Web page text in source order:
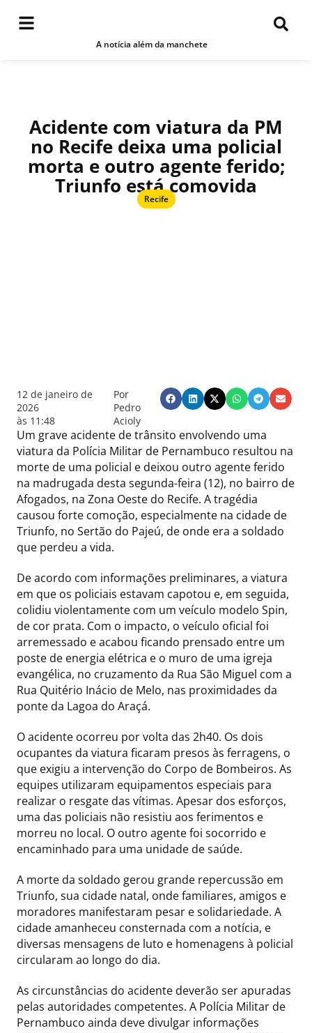
A notícia além da manchete
Acidente com viatura da PM
no Recife deixa uma policial
morta e outro agente ferido;
Triunfo está comovida
Recife
12 de janeiro de
2026
às 11:48
Por
Pedro
Acioly
Um grave acidente de trânsito envolvendo uma
viatura da Polícia Militar de Pernambuco resultou na
morte de uma policial e deixou outro agente ferido
na madrugada desta segunda-feira (12), no bairro de
Afogados, na Zona Oeste do Recife. A tragédia
causou forte comoção, especialmente na cidade de
Triunfo, no Sertão do Pajeú, de onde era a soldado
que perdeu a vida.
De acordo com informações preliminares, a viatura
em que os policiais estavam capotou e, em seguida,
colidiu violentamente com um veículo modelo Spin,
de cor prata. Com o impacto, o veículo oficial foi
arremessado e acabou ficando prensado entre um
poste de energia elétrica e o muro de uma igreja
evangélica, no cruzamento da Rua São Miguel com a
Rua Quitério Inácio de Melo, nas proximidades da
ponte da Lagoa do Araçá.
O acidente ocorreu por volta das 2h40. Os dois
ocupantes da viatura ficaram presos às ferragens, o
que exigiu a intervenção do Corpo de Bombeiros. As
equipes utilizaram equipamentos especiais para
realizar o resgate das vítimas. Apesar dos esforços,
uma das policiais não resistiu aos ferimentos e
morreu no local. O outro agente foi socorrido e
encaminhado para uma unidade de saúde.
A morte da soldado gerou grande repercussão em
Triunfo, sua cidade natal, onde familiares, amigos e
moradores manifestaram pesar e solidariedade. A
cidade amanheceu consternada com a notícia, e
diversas mensagens de luto e homenagens à policial
circularam ao longo do dia.
As circunstâncias do acidente deverão ser apuradas
pelas autoridades competentes. A Polícia Militar de
Pernambuco ainda deve divulgar informações